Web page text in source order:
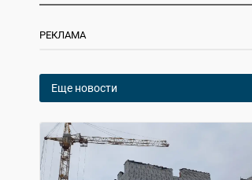
РЕКЛАМА
Еще новости